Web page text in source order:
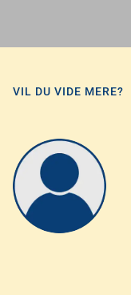
VIL DU VIDE MERE?